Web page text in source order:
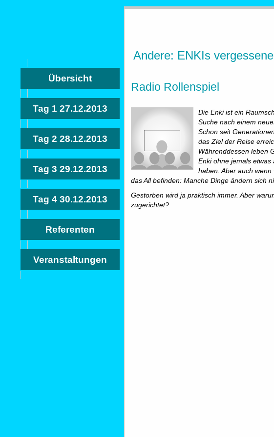
Übersicht
Tag 1 27.12.2013
Tag 2 28.12.2013
Tag 3 29.12.2013
Tag 4 30.12.2013
Referenten
Veranstaltungen
Andere: ENKIs
Radio Rollenspiel
Die Enki ist ein
Suche nach einem
Schon seit
das Ziel der Reise
Währenddessen leben
Enki ohne jemals
haben. Aber auch
das All befinden: Manche Dinge ändern sich
Gestorben wird ja praktisch immer. Aber
zugerichtet?